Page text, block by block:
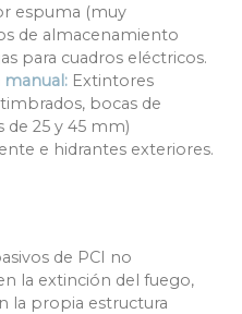
espuma (muy
de almacenamiento
para cuadros eléctricos.
Extintores
bocas de
de 25 y 45 mm)
e hidrantes exteriores.
de PCI no
la extinción del fuego,
la propia estructura